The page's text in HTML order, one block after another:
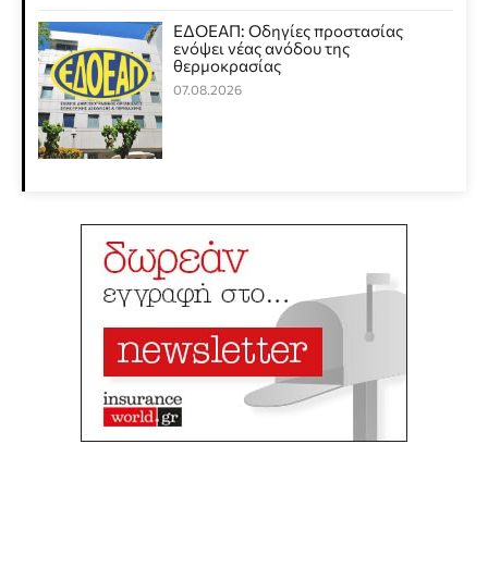
ΕΔΟΕΑΠ: Οδηγίες προστασίας
ενόψει νέας ανόδου της
θερμοκρασίας
07.08.2026